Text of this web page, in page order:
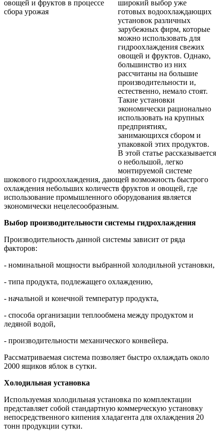
широкий выбор уже
готовых водоохлаждающих
установок различных
зарубежных фирм, которые
можно использовать для
гидроохлаждения свежих
овощей и фруктов. Однако,
большинство из них
рассчитаны на большие
производительности и,
естественно, немало стоят.
Такие установки
экономически рационально
использовать на крупных
предприятиях,
занимающихся сбором и
упаковкой этих продуктов.
В этой статье рассказывается
о небольшой, легко
монтируемой системе
шокового гидроохлаждения, дающей возможность быстрого
охлаждения небольших количеств фруктов и овощей, где
использование промышленного оборудования является
экономически нецелесообразным.
Выбор производительности системы гидрохлаждения
Производительность данной системы зависит от ряда
факторов:
- номинальной мощности выбранной холодильной установки,
- типа продукта, подлежащего охлаждению,
- начальной и конечной температур продукта,
- способа организации теплообмена между продуктом и
ледяной водой,
- производительности механического конвейера.
Рассматриваемая система позволяет быстро охлаждать около
2000 ящиков яблок в сутки.
Холодильная установка
Используемая холодильная установка по комплектации
представляет собой стандартную коммерческую установку
непосредственного кипения хладагента для охлаждения 20
тонн продукции сутки.